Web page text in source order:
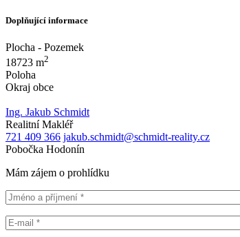
Doplňující informace
Plocha - Pozemek
18723 m2
Poloha
Okraj obce
Ing. Jakub Schmidt
Realitní Makléř
721 409 366 jakub.schmidt@schmidt-reality.cz
Pobočka Hodonín
Mám zájem o prohlídku